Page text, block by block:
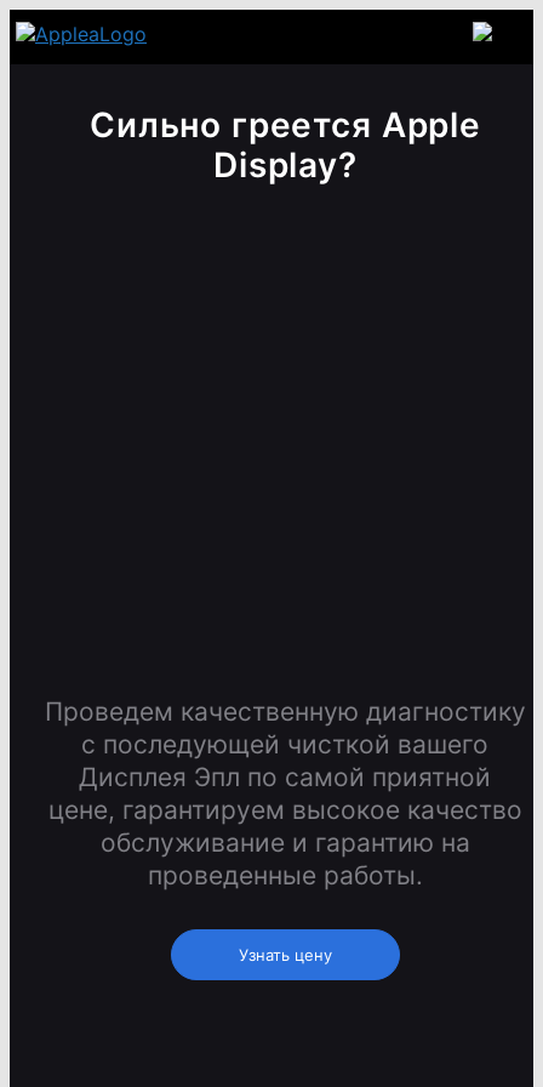
Сильно греется Apple
Display?
Проведем качественную диагностику
с последующей чисткой вашего
Дисплея Эпл по самой приятной
цене, гарантируем высокое качество
обслуживание и гарантию на
проведенные работы.
Узнать цену